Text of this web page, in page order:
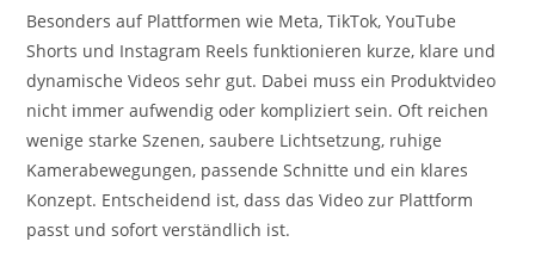
Besonders auf Plattformen wie Meta, TikTok, YouTube
Shorts und Instagram Reels funktionieren kurze, klare und
dynamische Videos sehr gut. Dabei muss ein Produktvideo
nicht immer aufwendig oder kompliziert sein. Oft reichen
wenige starke Szenen, saubere Lichtsetzung, ruhige
Kamerabewegungen, passende Schnitte und ein klares
Konzept. Entscheidend ist, dass das Video zur Plattform
passt und sofort verständlich ist.